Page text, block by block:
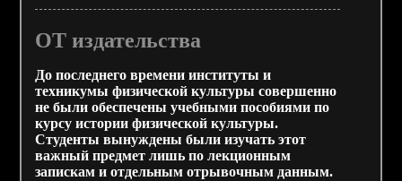
ОТ издательства
До последнего времени институты и
техникумы физической культуры совершенно
не были обеспечены учебными пособиями по
курсу истории физической культуры.
Студенты вынуждены были изучать этот
важный предмет лишь по лекционным
запискам и отдельным отрывочным данным.